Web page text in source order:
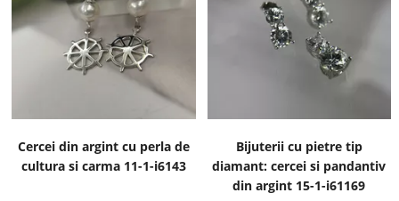
Cercei din argint cu perla de
cultura si carma 11-1-i6143
Bijuterii cu pietre tip
diamant: cercei si pandantiv
din argint 15-1-i61169